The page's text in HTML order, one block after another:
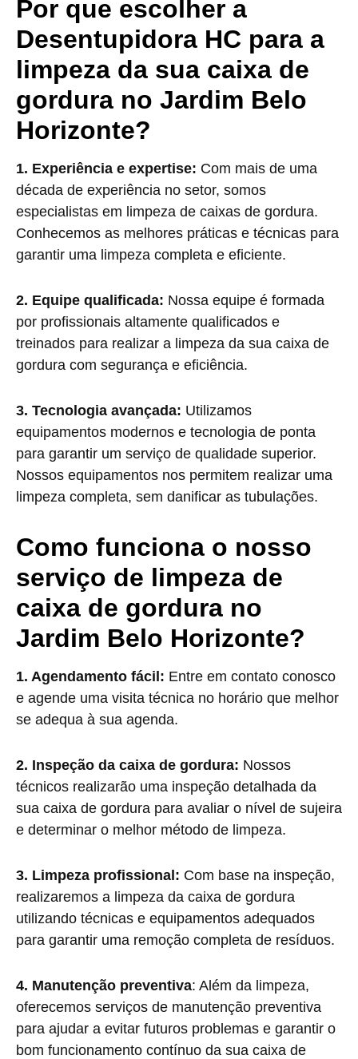
Por que escolher a
Desentupidora HC para a
limpeza da sua caixa de
gordura no Jardim Belo
Horizonte?
1. Experiência e expertise: Com mais de uma
década de experiência no setor, somos
especialistas em limpeza de caixas de gordura.
Conhecemos as melhores práticas e técnicas para
garantir uma limpeza completa e eficiente.
2. Equipe qualificada: Nossa equipe é formada
por profissionais altamente qualificados e
treinados para realizar a limpeza da sua caixa de
gordura com segurança e eficiência.
3. Tecnologia avançada: Utilizamos
equipamentos modernos e tecnologia de ponta
para garantir um serviço de qualidade superior.
Nossos equipamentos nos permitem realizar uma
limpeza completa, sem danificar as tubulações.
Como funciona o nosso
serviço de limpeza de
caixa de gordura no
Jardim Belo Horizonte?
1. Agendamento fácil: Entre em contato conosco
e agende uma visita técnica no horário que melhor
se adequa à sua agenda.
2. Inspeção da caixa de gordura: Nossos
técnicos realizarão uma inspeção detalhada da
sua caixa de gordura para avaliar o nível de sujeira
e determinar o melhor método de limpeza.
3. Limpeza profissional: Com base na inspeção,
realizaremos a limpeza da caixa de gordura
utilizando técnicas e equipamentos adequados
para garantir uma remoção completa de resíduos.
4. Manutenção preventiva: Além da limpeza,
oferecemos serviços de manutenção preventiva
para ajudar a evitar futuros problemas e garantir o
bom funcionamento contínuo da sua caixa de